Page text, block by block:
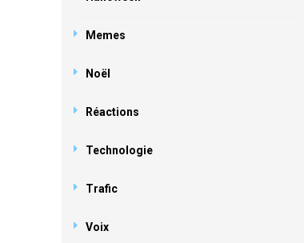
Memes
Noël
Réactions
Technologie
Trafic
Voix